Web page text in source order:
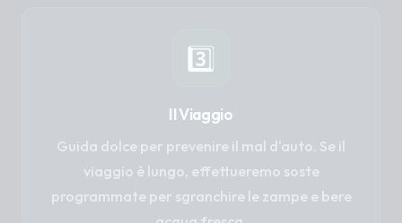
3️⃣
Il Viaggio
Guida dolce per prevenire il mal d'auto. Se il
viaggio è lungo, effettueremo soste
programmate per sgranchire le zampe e bere